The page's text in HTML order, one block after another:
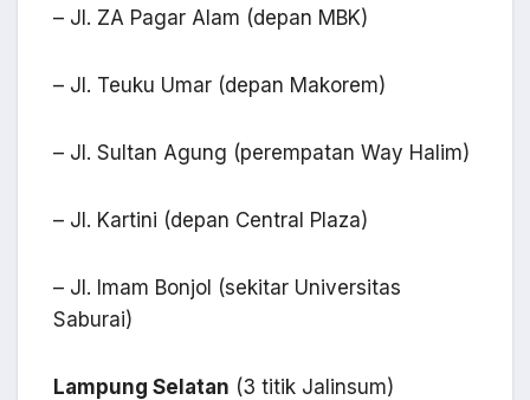
– Jl. ZA Pagar Alam (depan MBK)
– Jl. Teuku Umar (depan Makorem)
– Jl. Sultan Agung (perempatan Way Halim)
– Jl. Kartini (depan Central Plaza)
– Jl. Imam Bonjol (sekitar Universitas
Saburai)
Lampung Selatan (3 titik Jalinsum)